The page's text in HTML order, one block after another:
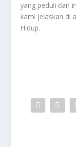
yang peduli dan
kami jelaskan di
Hidup.